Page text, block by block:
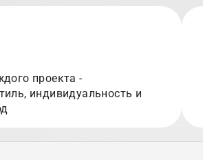
проекта -
индивидуальность и